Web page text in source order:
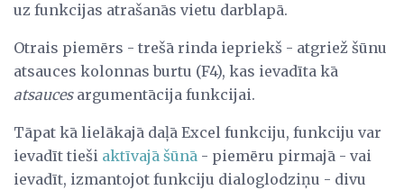
uz funkcijas atrašanās vietu darblapā.
Otrais piemērs - trešā rinda iepriekš - atgriež šūnu
atsauces kolonnas burtu (F4), kas ievadīta kā
atsaucesargumentācija funkcijai.
Tāpat kā lielākajā daļā Excel funkciju, funkciju var
ievadīt tieši aktīvajā šūnā - piemēru pirmajā - vai
ievadīt, izmantojot funkciju dialoglodziņu - divu